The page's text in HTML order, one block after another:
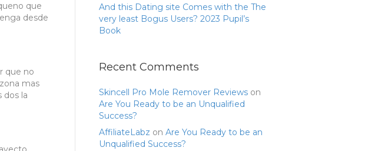
que
desde
que no
mas
dos la
And this Dating site Comes with the The
very least Bogus Users? 2023 Pupil’s
Book
Recent Comments
Skincell Pro Mole Remover Reviews on
Are You Ready to be an Unqualified
Success?
AffiliateLabz on Are You Ready to be an
Unqualified Success?